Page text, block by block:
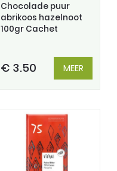
Chocolade puur
abrikoos hazelnoot
100gr Cachet
€ 3.50 MEER